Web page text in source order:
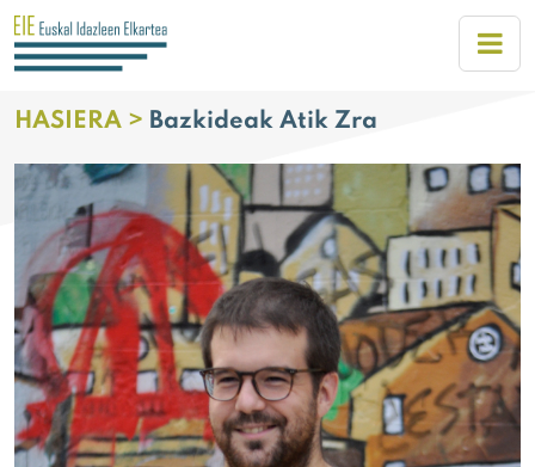
HASIERA > Bazkideak Atik Zra